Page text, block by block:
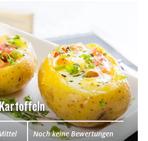
Noch keine Bewertungen